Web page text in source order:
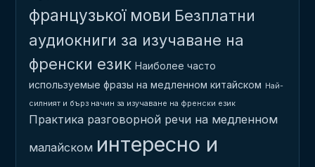
французької мови Безплатни
аудиокниги за изучаване на
френски език Наиболее часто
используемые фразы на медленном китайском Най-
силният и бърз начин за изучаване на френски език
Практика разговорной речи на медленном
малайском интересно и